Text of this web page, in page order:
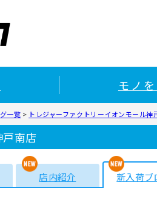
モノ
一覧 > トレジャーファクトリーイオンモール神
戸南店
店内紹介 新入荷ブ